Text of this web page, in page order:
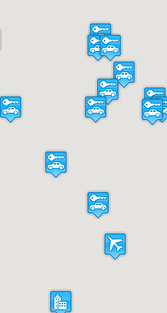
Peugeot 107
Mini Peugeot 107
Peugeot 107
Mini Peugeot 107
Peugeot 108
Peugeot 107